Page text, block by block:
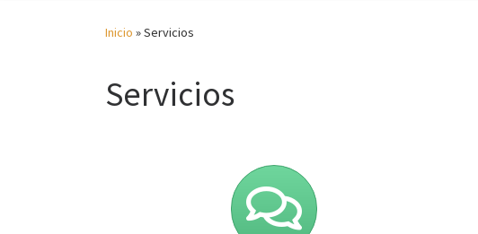
Inicio »Servicios
Servicios